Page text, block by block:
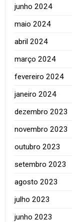
junho 2024
maio 2024
abril 2024
março 2024
fevereiro 2024
janeiro 2024
dezembro 2023
novembro 2023
outubro 2023
setembro 2023
agosto 2023
julho 2023
junho 2023